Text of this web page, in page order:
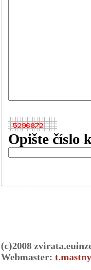
Opište číslo
(c)2008
Webmaster: